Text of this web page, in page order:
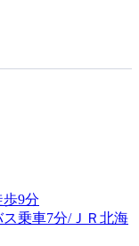
9分
乗車7分/ＪＲ北海